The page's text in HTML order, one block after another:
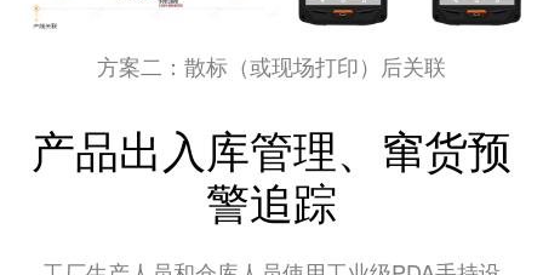
方案二：散标（或现场打印）后关联
产品出入库管理、窜货预
警追踪